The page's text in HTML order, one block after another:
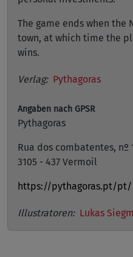
The game ends when
town, at which time the
wins.
Verlag: Pythagoras
Angaben nach GPSR
Pythagoras
Rua dos combatentes, nº
3105 - 437 Vermoil
https://pythagoras.pt/pt/
Illustratoren: Lukas